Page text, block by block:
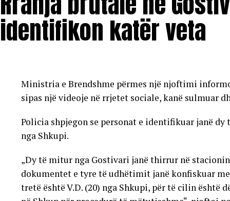
identifikon katër veta
Ministria e Brendshme përmes një njoftimi
sipas një videoje në rrjetet sociale, kanë sulmuar
Policia shpjegon se personat e identifikuar janë
nga Shkupi.
„Dy të mitur nga Gostivari janë thirrur në
dokumentet e tyre të udhëtimit janë konfiskuar
tretë është V.D. (20) nga Shkupi, për të cilin